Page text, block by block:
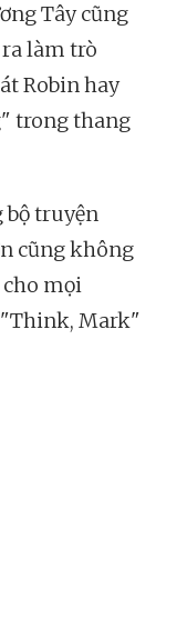
Tây cũng
làm trò
Robin hay
trong thang
bộ truyện
cũng không
mọi
"Think, Mark"